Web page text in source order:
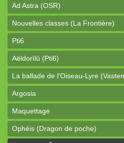
Ad Astra (OSR)
Nouvelles classes (La Frontière)
Pti6
Aëldorïlü (Pti6)
La ballade de l'Oiseau-Lyre
Argosia
Maquettage
Ophéis (Dragon de poche)